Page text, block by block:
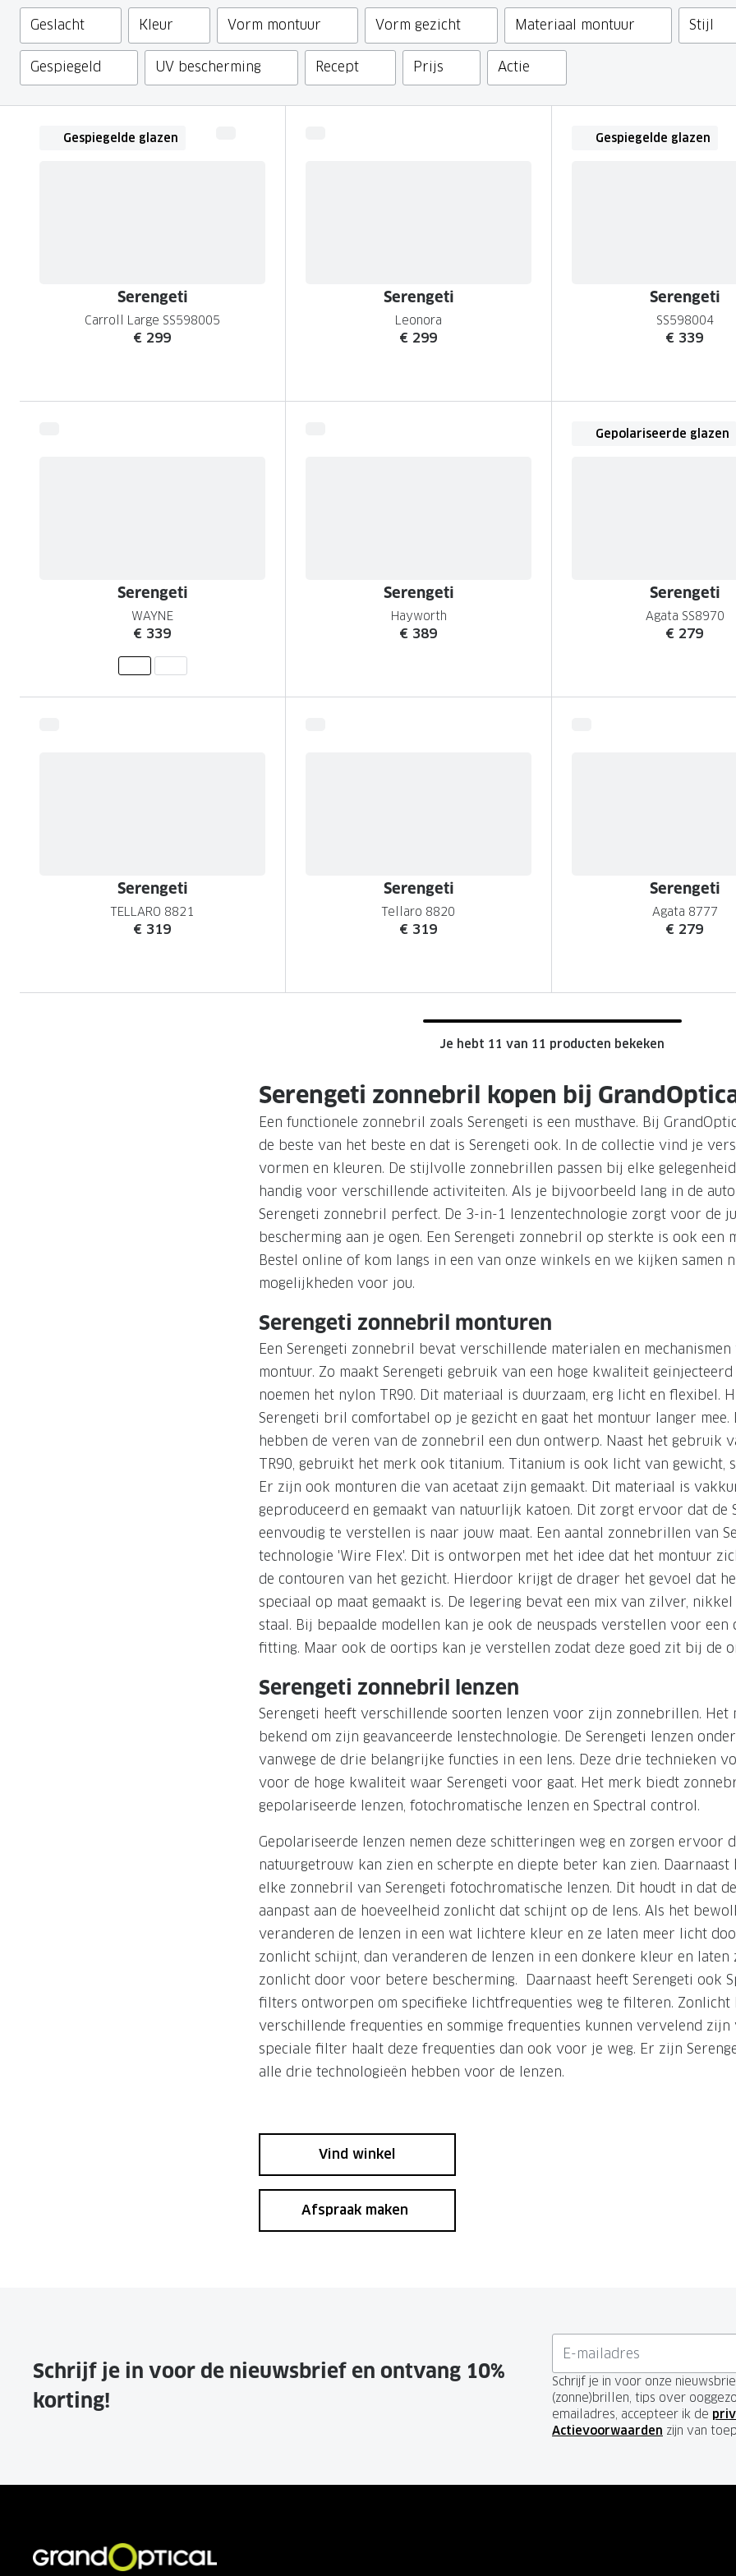
Computerbrillen
Leesbrillen
Alle merken
GrandOptical Zicht Plan
Sportzonnebrillen
Skibrillen
Alle merken
Nachtlenzen
Lenzen direct herbestellen
Droge ogen
Klantenservice
Contactformulier
Filter
Geslacht Kleur Vorm montuur Vorm gezicht Materiaal montuur Stijl
Gespiegeld UV bescherming Recept Prijs Actie
Gespiegelde glazen
Serengeti
Carroll Large SS598005
€ 299
Serengeti
Leonora
€ 299
Gespiegelde glazen
Serengeti
SS598004
€ 339
Serengeti
WAYNE
€ 339
Serengeti
Hayworth
€ 389
Gepolariseerde glazen
Serengeti
Agata SS8970
€ 279
Serengeti
TELLARO 8821
€ 319
Serengeti
Tellaro 8820
€ 319
Serengeti
Agata 8777
€ 279
Je hebt 11 van 11 producten bekeken
Serengeti zonnebril kopen bij
Een functionele zonnebril zoals Serengeti is een musthave. Bij
de beste van het beste en dat is Serengeti ook. In de collectie vind je
vormen en kleuren. De stijlvolle zonnebrillen passen bij elke
handig voor verschillende activiteiten. Als je bijvoorbeeld lang in de
Serengeti zonnebril perfect. De 3-in-1 lenzentechnologie zorgt voor de
bescherming aan je ogen. Een Serengeti zonnebril op sterkte is ook een
Bestel online of kom langs in een van onze winkels en we kijken samen
mogelijkheden voor jou.
Serengeti zonnebril monturen
Een Serengeti zonnebril bevat verschillende materialen en
montuur. Zo maakt Serengeti gebruik van een hoge kwaliteit geïnjecteerd
noemen het nylon TR90. Dit materiaal is duurzaam, erg licht en flexibel.
Serengeti bril comfortabel op je gezicht en gaat het montuur langer mee.
hebben de veren van de zonnebril een dun ontwerp. Naast het gebruik
TR90, gebruikt het merk ook titanium. Titanium is ook licht van gewicht,
Er zijn ook monturen die van acetaat zijn gemaakt. Dit materiaal is
geproduceerd en gemaakt van natuurlijk katoen. Dit zorgt ervoor dat de
eenvoudig te verstellen is naar jouw maat. Een aantal zonnebrillen van
technologie 'Wire Flex'. Dit is ontworpen met het idee dat het montuur
de contouren van het gezicht. Hierdoor krijgt de drager het gevoel dat
speciaal op maat gemaakt is. De legering bevat een mix van zilver,
staal. Bij bepaalde modellen kan je ook de neuspads verstellen voor een
fitting. Maar ook de oortips kan je verstellen zodat deze goed zit bij de
Serengeti zonnebril lenzen
Serengeti heeft verschillende soorten lenzen voor zijn zonnebrillen. Het
bekend om zijn geavanceerde lenstechnologie. De Serengeti lenzen
vanwege de drie belangrijke functies in een lens. Deze drie technieken
voor de hoge kwaliteit waar Serengeti voor gaat. Het merk biedt
gepolariseerde lenzen, fotochromatische lenzen en Spectral control.
Gepolariseerde lenzen nemen deze schitteringen weg en zorgen ervoor
natuurgetrouw kan zien en scherpte en diepte beter kan zien.
elke zonnebril van Serengeti fotochromatische lenzen. Dit houdt in dat
aanpast aan de hoeveelheid zonlicht dat schijnt op de lens. Als het
veranderen de lenzen in een wat lichtere kleur en ze laten meer licht
zonlicht schijnt, dan veranderen de lenzen in een donkere kleur en laten
zonlicht door voor betere bescherming. Daarnaast heeft Serengeti ook
filters ontworpen om specifieke lichtfrequenties weg te filteren. Zonlicht
verschillende frequenties en sommige frequenties kunnen vervelend zijn
speciale filter haalt deze frequenties dan ook voor je weg. Er zijn
alle drie technologieën hebben voor de lenzen.
Vind winkel
Afspraak maken
Schrijf je in voor de nieuwsbrief en ontvang 10%
korting!
Schrijf je in voor onze
(zonne)brillen, tips over
emailadres, accepteer ik de
Actievoorwaarden zijn van